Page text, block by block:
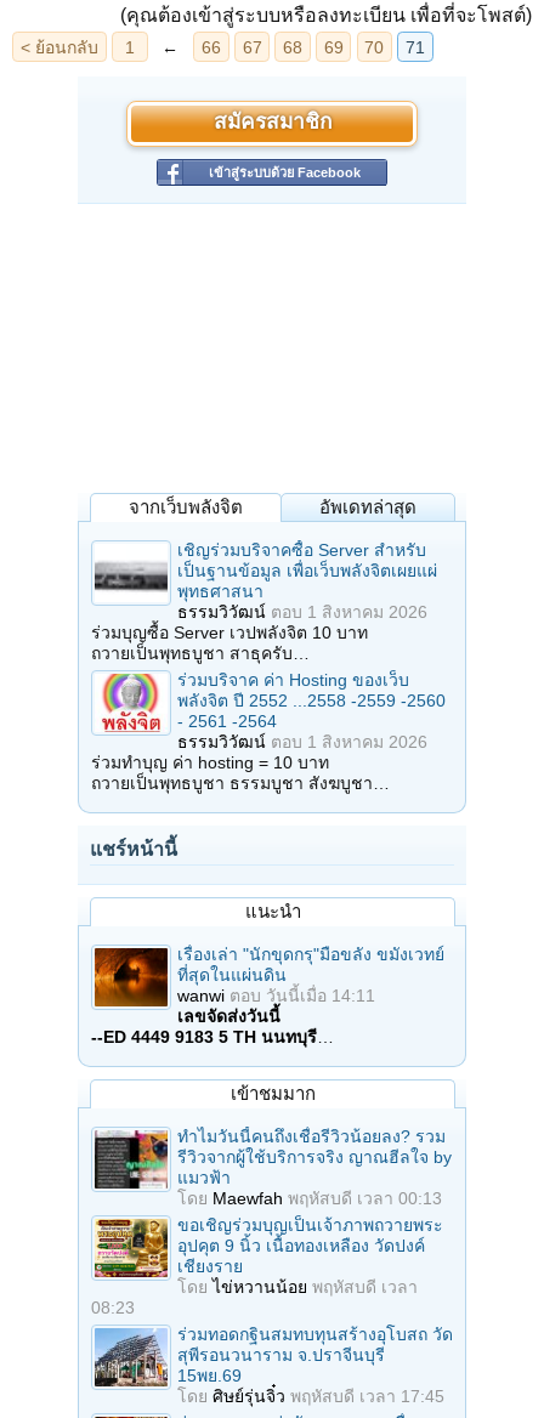
(คุณต้องเข้าสู่ระบบหรือลงทะเบียน เพื่อที่จะโพสต์)
สมัครสมาชิก
เข้าสู่ระบบด้วย Facebook
จากเว็บพลังจิต อัพเดทล่าสุด
เชิญร่วมบริจาคซื้อ Server สำหรับ
เป็นฐานข้อมูล เพื่อเว็บพลังจิตเผยแผ่
พุทธศาสนา
ธรรมวิวัฒน์ ตอบ 1 สิงหาคม 2026
ร่วมบุญซื้อ Server เวปพลังจิต 10 บาท
ถวายเป็นพุทธบูชา สาธุครับ…
ร่วมบริจาค ค่า Hosting ของเว็บ
พลังจิต ปี 2552 ...2558 -2559 -2560
- 2561 -2564
ธรรมวิวัฒน์ ตอบ 1 สิงหาคม 2026
ร่วมทำบุญ ค่า hosting = 10 บาท
ถวายเป็นพุทธบูชา ธรรมบูชา สังฆบูชา…
แชร์หน้านี้
แนะนำ
เรื่องเล่า "นักขุดกรุ"มือขลัง ขมังเวทย์
ที่สุดในแผ่นดิน
wanwi ตอบ วันนี้เมื่อ 14:11
เลขจัดส่งวันนี้
--ED 4449 9183 5 TH นนทบุรี
เข้าชมมาก
ทำไมวันนี้คนถึงเชื่อรีวิวน้อยลง? รวม
รีวิวจากผู้ใช้บริการจริง ญาณฮีลใจ by
แมวฟ้า
โดย Maewfah พฤหัสบดี เวลา 00:13
ขอเชิญร่วมบุญเป็นเจ้าภาพถวายพระ
อุปคุต 9 นิ้ว เนื้อทองเหลือง วัดปงค์
เชียงราย
โดยไข่หวานน้อย พฤหัสบดี เวลา
08:23
ร่วมทอดกฐินสมทบทุนสร้างอุโบสถ วัด
สุพีรอนวนาราม จ.ปราจีนบุรี
15พย.69
โดย ศิษย์รุ่นจิ๋ว พฤหัสบดี เวลา 17:45